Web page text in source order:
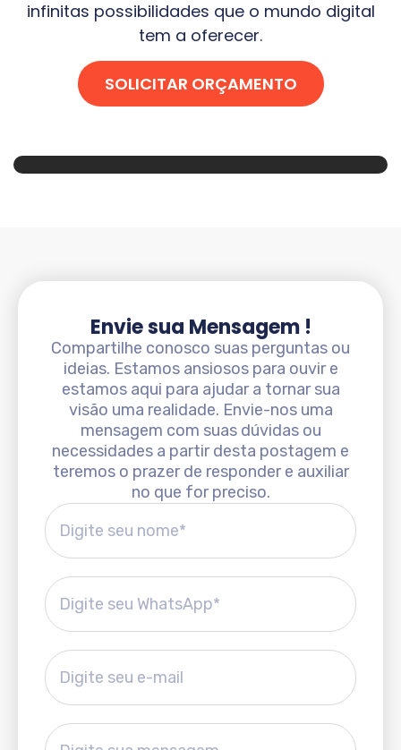
infinitas possibilidades que o mundo digital
tem a oferecer.
SOLICITAR ORÇAMENTO
Envie sua Mensagem !
Compartilhe conosco suas perguntas ou
ideias. Estamos ansiosos para ouvir e
estamos aqui para ajudar a tornar sua
visão uma realidade. Envie-nos uma
mensagem com suas dúvidas ou
necessidades a partir desta postagem e
teremos o prazer de responder e auxiliar
no que for preciso.